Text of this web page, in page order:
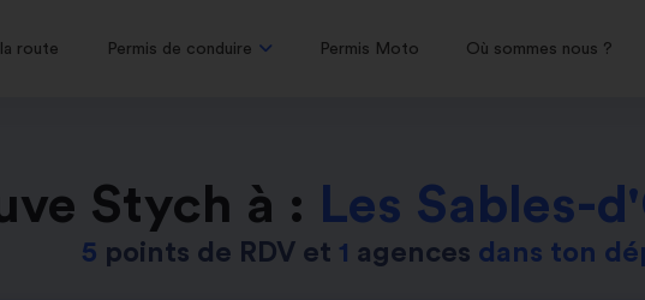
route Permis de conduire Permis Moto Où sommes nous ?
Stych à : Les Sables-
5 points de RDV et 1 agences dans ton